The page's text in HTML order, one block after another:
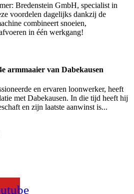
Bredenstein GmbH, specialist in
voordelen dagelijks dankzij de
combineert snoeien,
in één werkgang!
armmaaier van Dabekausen
en ervaren loonwerker, heeft
met Dabekausen. In die tijd heeft hij
en zijn laatste aanwinst is...